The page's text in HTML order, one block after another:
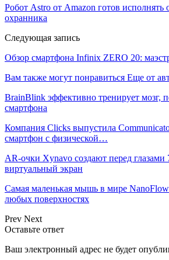
Робот Astro от Amazon готов исполнять
охранника
Следующая запись
Обзор смартфона Infinix ZERO 20:
Вам также могут понравиться Еще от
BrainBlink эффективно тренирует мозг,
смартфона
Компания Clicks выпустила
смартфон с физической…
AR-очки Xynavo создают перед глазами
виртуальный экран
Самая маленькая мышь в мире NanoFlow
любых поверхностях
Prev Next
Оставьте ответ
Ваш электронный адрес не будет